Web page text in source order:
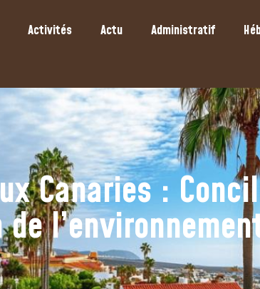
Activités Actu Administratif
Canaries :